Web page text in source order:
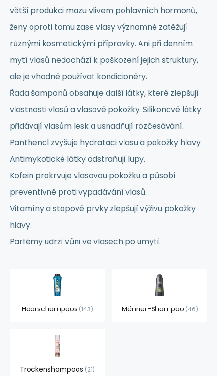
větší produkci mazu vlivem pohlavních hormonů,
ženy oproti tomu zase vlasy významně zatěžují
různými kosmetickými přípravky. Ani při denním
mytí vlasů nedochází k poškození jejich struktury,
ale je vhodné používat kondicionéry.
Řada šamponů obsahuje další látky, které zlepšují
vlastnosti vlasů a vlasové pokožky. Silikonové látky
přidávají vlasům lesk a usnadňují rozčesávání.
Panthenol zvyšuje hydrataci vlasu a pokožky hlavy.
Antimykotické látky odstraňují lupy.
Kofein prokrvuje vlasovou pokožku a působí
preventivně proti vypadávání vlasů.
Vitamíny a stopové prvky zlepšují výživu pokožky
hlavy.
Parfémy udrží vůni ve vlasech po umytí.
Haarschampoos 143 Männer-Shampoo 46
Trockenshampoos 21